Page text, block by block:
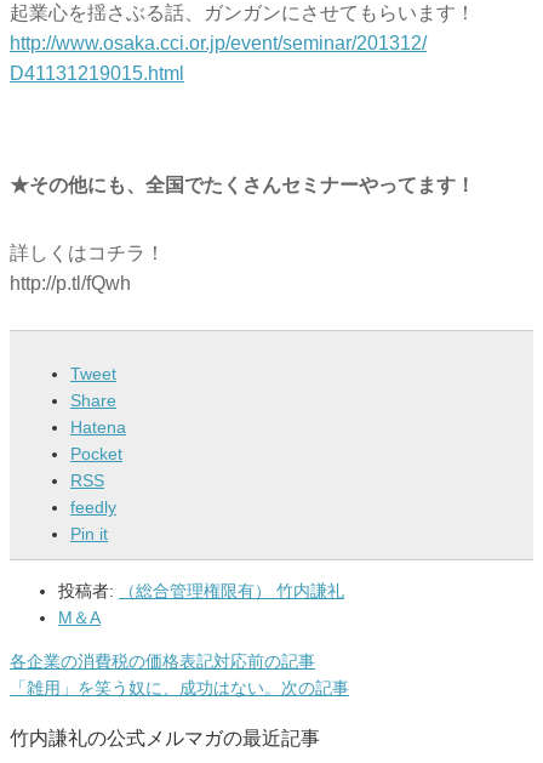
起業心を揺さぶる話、ガンガンにさせてもらいます！
http://www.osaka.cci.or.jp/event/seminar/201312/
D41131219015.html
★その他にも、全国でたくさんセミナーやってます！
詳しくはコチラ！
http://p.tl/fQwh
Tweet
Share
Hatena
Pocket
RSS
feedly
Pin it
投稿者:
（総合管理権限有） 竹内謙礼
M＆A
各企業の消費税の価格表記対応前の記事
「雑用」を笑う奴に、成功はない。 次の記事
竹内謙礼の公式メルマガの最近記事